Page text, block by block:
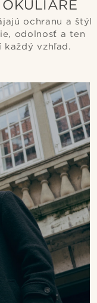
ochranu a štýl
odolnosť a ten
vzhľad.